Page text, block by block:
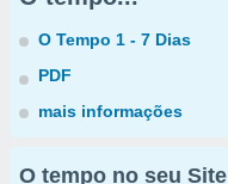
O Tempo 1 - 7 Dias
PDF
mais informações
O tempo no seu Site